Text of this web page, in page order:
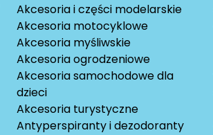
Akcesoria i części modelarskie
Akcesoria motocyklowe
Akcesoria myśliwskie
Akcesoria ogrodzeniowe
Akcesoria samochodowe dla
dzieci
Akcesoria turystyczne
Antyperspiranty i dezodoranty